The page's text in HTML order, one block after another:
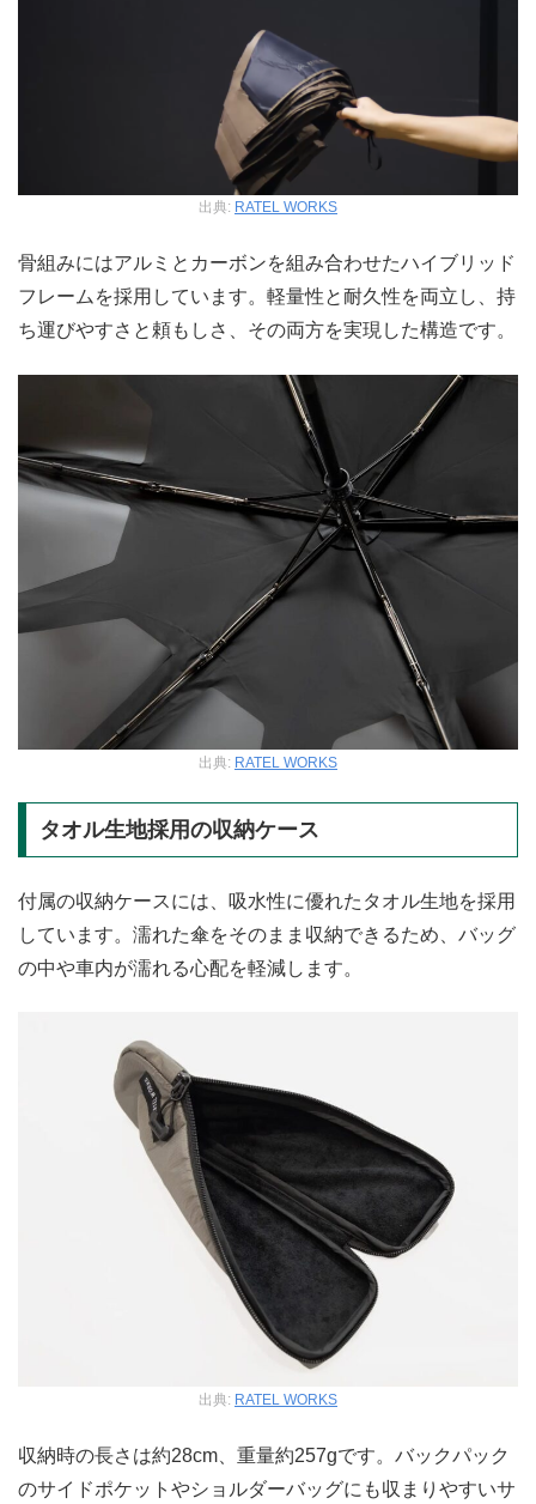
出典: RATEL WORKS
骨組みにはアルミとカーボンを組み合わせたハイブリッド
フレームを採用しています。軽量性と耐久性を両立し、持
ち運びやすさと頼もしさ、その両方を実現した構造です。
出典: RATEL WORKS
タオル生地採用の収納ケース
付属の収納ケースには、吸水性に優れたタオル生地を採用
しています。濡れた傘をそのまま収納できるため、バッグ
の中や車内が濡れる心配を軽減します。
出典: RATEL WORKS
収納時の長さは約28cm、重量約257gです。バックパック
のサイドポケットやショルダーバッグにも収まりやすいサ